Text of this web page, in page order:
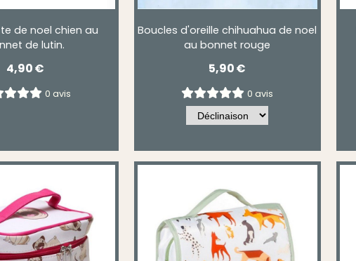
de noel chien au
de lutin.
4,90€
0 avis
Boucles d'oreille chihuahua de noel
au bonnet rouge
5,90€
0 avis